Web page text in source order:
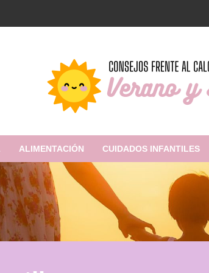
ALIMENTACIÓN CUIDADOS INFANTILES